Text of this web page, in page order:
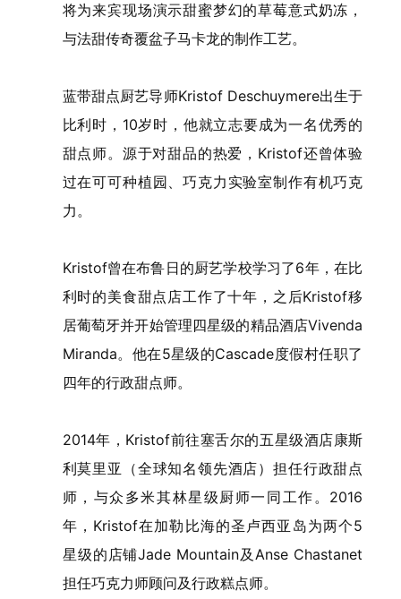
将为来宾现场演示甜蜜梦幻的草莓意式奶冻，
与法甜传奇覆盆子马卡龙的制作工艺。
蓝带甜点厨艺导师Kristof Deschuymere出生于
比利时，10岁时，他就立志要成为一名优秀的
甜点师。源于对甜品的热爱，Kristof还曾体验
过在可可种植园、巧克力实验室制作有机巧克
力。
Kristof曾在布鲁日的厨艺学校学习了6年，在比
利时的美食甜点店工作了十年，之后Kristof移
居葡萄牙并开始管理四星级的精品酒店Vivenda
Miranda。他在5星级的Cascade度假村任职了
四年的行政甜点师。
2014年，Kristof前往塞舌尔的五星级酒店康斯
利莫里亚（全球知名领先酒店）担任行政甜点
师，与众多米其林星级厨师一同工作。2016
年，Kristof在加勒比海的圣卢西亚岛为两个5
星级的店铺Jade Mountain及Anse Chastanet
担任巧克力师顾问及行政糕点师。